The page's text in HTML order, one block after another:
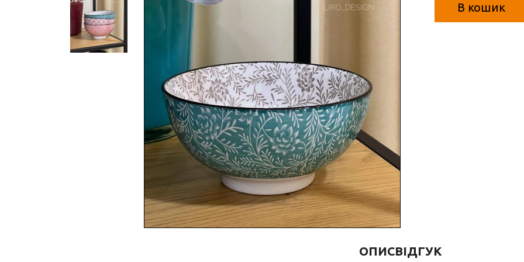
В кошик
ОПИСВІДГУК